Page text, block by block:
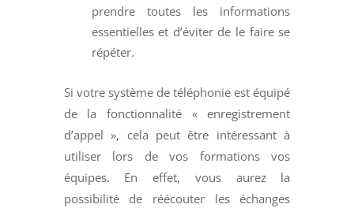
prendre toutes les informations
essentielles et d’éviter de le faire se
répéter.
Si votre système de téléphonie est équipé
de la fonctionnalité « enregistrement
d’appel », cela peut être intéressant à
utiliser lors de vos formations vos
équipes. En effet, vous aurez la
possibilité de réécouter les échanges